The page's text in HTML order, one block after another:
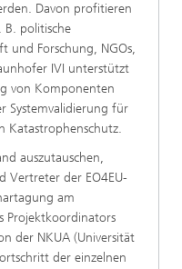
Davon profitieren
B. politische
und Forschung, NGOs,
IVI unterstützt
von Komponenten
Systemvalidierung für
Katastrophenschutz.
auszutauschen,
Vertreter der EO4EU-
am
Projektkoordinators
der NKUA (Universität
der einzelnen